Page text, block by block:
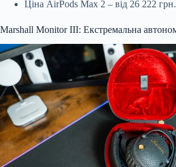
Ціна AirPods Max 2 – від 26 222 грн.
Marshall Monitor III: Екстремальна